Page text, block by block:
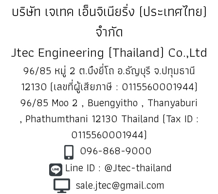
บริษัท เจเทค เอ็นจิเนียริ่ง (ประเทศไทย)
จำกัด
Jtec Engineering (Thailand) Co.,Ltd
96/85 หมู่ 2 ต.บึงยี่โถ อ.ธัญบุรี จ.ปทุมธานี
12130 (เลขที่ผู้เสียภาษี : 0115560001944)
96/85 Moo 2 , Buengyitho , Thanyaburi
, Phathumthani 12130 Thailand (Tax ID :
0115560001944)
096-868-9000
Line ID : @Jtec-thailand
sale.jtec@gmail.com